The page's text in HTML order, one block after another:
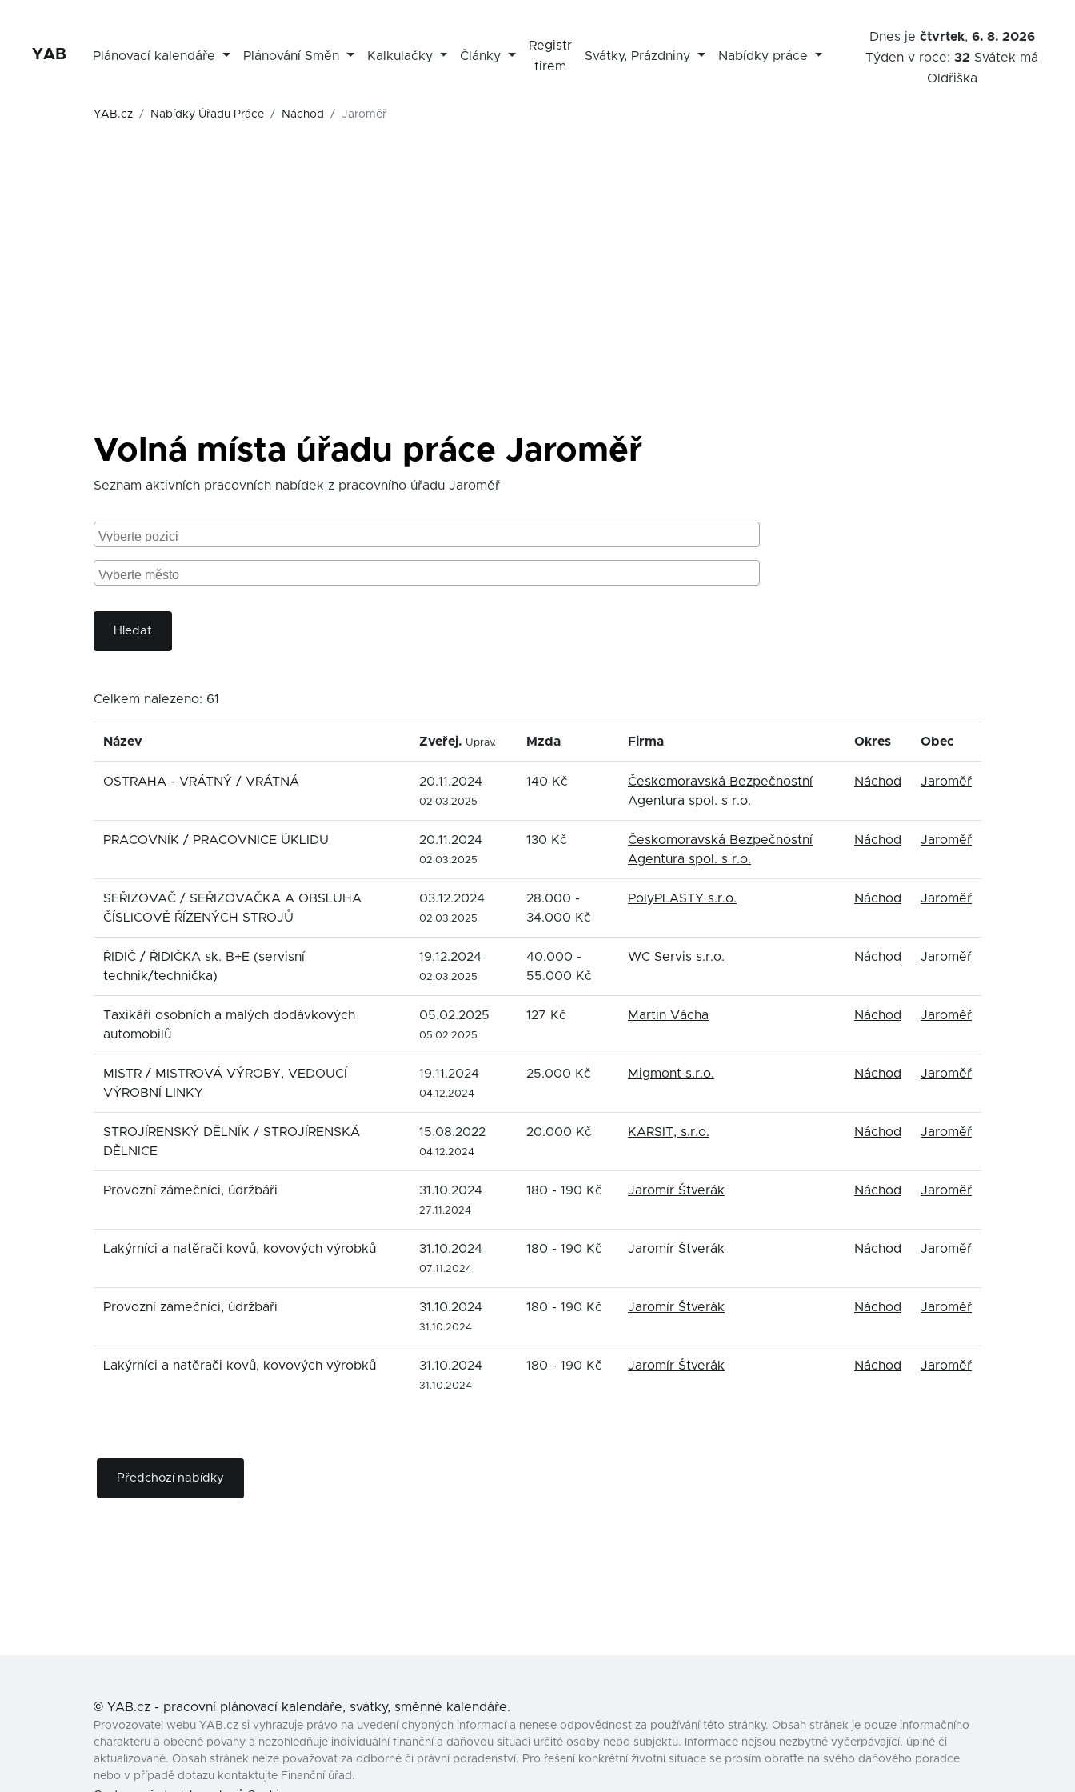
YAB Plánovací kalendáře Plánování Směn Kalkulačky Články
Registr
firem
Svátky, Prázdniny Nabídky práce
Dnes je čtvrtek, 6. 8. 2026
Týden v roce:32 Svátek má
Oldřiška
YAB.cz Nabídky Úřadu Práce Náchod Jaroměř
Volná místa úřadu práce Jaroměř
Seznam aktivních pracovních nabídek z pracovního úřadu Jaroměř
Hledat
Celkem nalezeno: 61
Název Zveřej. Uprav. Mzda Firma Okres Obec
OSTRAHA - VRÁTNÝ / VRÁTNÁ 20.11.2024
02.03.2025
140 Kč
Českomoravská Bezpečnostní
Agentura spol. s r.o.
Náchod Jaroměř
PRACOVNÍK / PRACOVNICE ÚKLIDU 20.11.2024
02.03.2025
130 Kč
Českomoravská Bezpečnostní
Agentura spol. s r.o.
Náchod Jaroměř
SEŘIZOVAČ / SEŘIZOVAČKA A OBSLUHA
ČÍSLICOVĚ ŘÍZENÝCH STROJŮ
03.12.2024
02.03.2025
28.000 -
34.000 Kč
PolyPLASTY s.r.o. Náchod Jaroměř
ŘIDIČ / ŘIDIČKA sk. B+E (servisní
technik/technička)
19.12.2024
02.03.2025
40.000 -
55.000 Kč
WC Servis s.r.o. Náchod Jaroměř
Taxikáři osobních a malých dodávkových
automobilů
05.02.2025
05.02.2025
127 Kč Martin Vácha Náchod Jaroměř
MISTR / MISTROVÁ VÝROBY, VEDOUCÍ
VÝROBNÍ LINKY
19.11.2024
04.12.2024
25.000 Kč Migmont s.r.o. Náchod Jaroměř
STROJÍRENSKÝ DĚLNÍK / STROJÍRENSKÁ
DĚLNICE
15.08.2022
04.12.2024
20.000 Kč KARSIT, s.r.o. Náchod Jaroměř
Provozní zámečníci, údržbáři 31.10.2024
27.11.2024
180 - 190 Kč Jaromír Štverák Náchod Jaroměř
Lakýrníci a natěrači kovů, kovových výrobků 31.10.2024
07.11.2024
180 - 190 Kč Jaromír Štverák Náchod Jaroměř
Provozní zámečníci, údržbáři 31.10.2024
31.10.2024
180 - 190 Kč Jaromír Štverák Náchod Jaroměř
Lakýrníci a natěrači kovů, kovových výrobků 31.10.2024
31.10.2024
180 - 190 Kč Jaromír Štverák Náchod Jaroměř
Předchozí nabídky
© YAB.cz - pracovní plánovací kalendáře, svátky, směnné kalendáře.
Provozovatel webu YAB.cz si vyhrazuje právo na uvedení chybných informací a nenese odpovědnost za používání této stránky. Obsah stránek je pouze informačního
charakteru a obecné povahy a nezohledňuje individuální finanční a daňovou situaci určité osoby nebo subjektu. Informace nejsou nezbytně vyčerpávající, úplné či
aktualizované. Obsah stránek nelze považovat za odborné či právní poradenství. Pro řešení konkrétní životní situace se prosím obraťte na svého daňového poradce
nebo v případě dotazu kontaktujte Finanční úřad.